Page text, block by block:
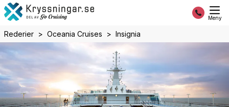
Meny
Rederier Oceania Cruises Insignia